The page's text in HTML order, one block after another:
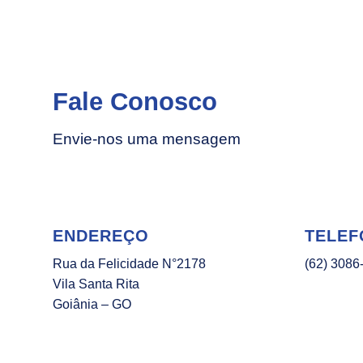
Fale Conosco
Envie-nos uma mensagem
ENDEREÇO
Rua da Felicidade N°2178
Vila Santa Rita
Goiânia – GO
(62)